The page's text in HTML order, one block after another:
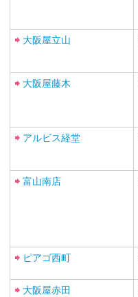
大阪屋立山
大阪屋藤木
アルビス経堂
富山南店
ピアゴ西町
大阪屋赤田